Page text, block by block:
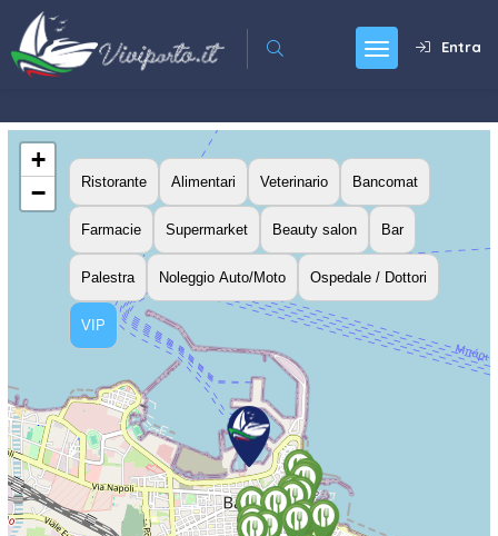
Entra
Ristorante Alimentari Veterinario Bancomat
Farmacie Supermarket Beauty salon Bar
Palestra Noleggio Auto/Moto Ospedale / Dottori
VIP
+
−